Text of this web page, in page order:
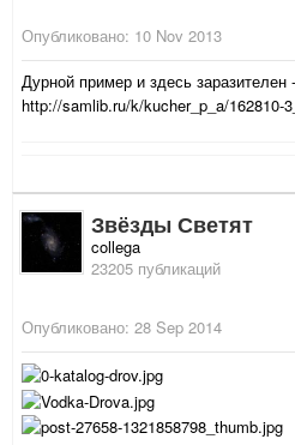
Опубликовано: 10 Nov 2013
Дурной пример и здесь заразителен -
http://samlib.ru/k/kucher_p_a/162810-
Звёзды Светят
collega
23205 публикаций
Опубликовано: 28 Sep 2014